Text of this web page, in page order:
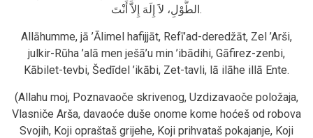
الطَّوْلِ، لاَ إِلَهَ إِلاَّ أَنْتَ.
Allāhumme, jā ’Ālimel hafijjāt, Refī’ad-deredžāt, Zel ’Arši,
julkir-Rūha ’alā men ješā’u min ’ibādihi, Gāfirez-zenbi,
Kābilet-tevbi, Šedīdel ’ikābi, Zet-tavli, lā ilāhe illā Ente.
(Allahu moj, Poznavaoče skrivenog, Uzdizavaoče položaja,
Vlasniče Arša, davaoće duše onome kome hoćeš od robova
Svojih, Koji opraštaš grijehe, Koji prihvataš pokajanje, Koji